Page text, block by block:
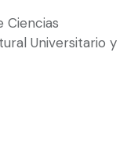
Ciencias
Universitario y